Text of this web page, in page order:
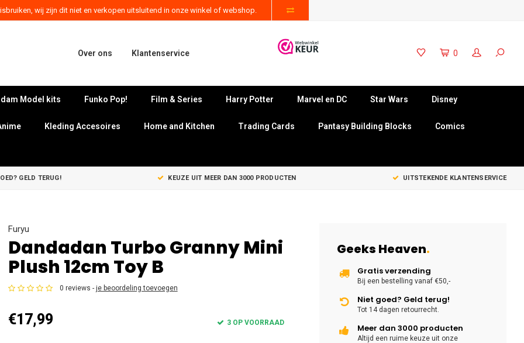
wij zijn dit niet en verkopen uitsluitend in onze winkel of webshop.
Over ons Klantenservice 0
Model kits Funko Pop! Film & Series Harry Potter Marvel en DC Star Wars Disney
Kleding Accesoires Home and Kitchen Trading Cards Pantasy Building Blocks Comics
GELD TERUG! KEUZE UIT MEER DAN 3000 PRODUCTEN UITSTEKENDE KLANTENSERVICE
Furyu
Dandadan Turbo Granny Mini
Plush 12cm Toy B
0 reviews - je beoordeling toevoegen
€17,99 3 OP VOORRAAD
Geeks Heaven.
Gratis verzending
Bij een bestelling vanaf €50,-
Niet goed? Geld terug!
Tot 14 dagen retourrecht.
Meer dan 3000 producten
Altijd een ruime keuze uit onze